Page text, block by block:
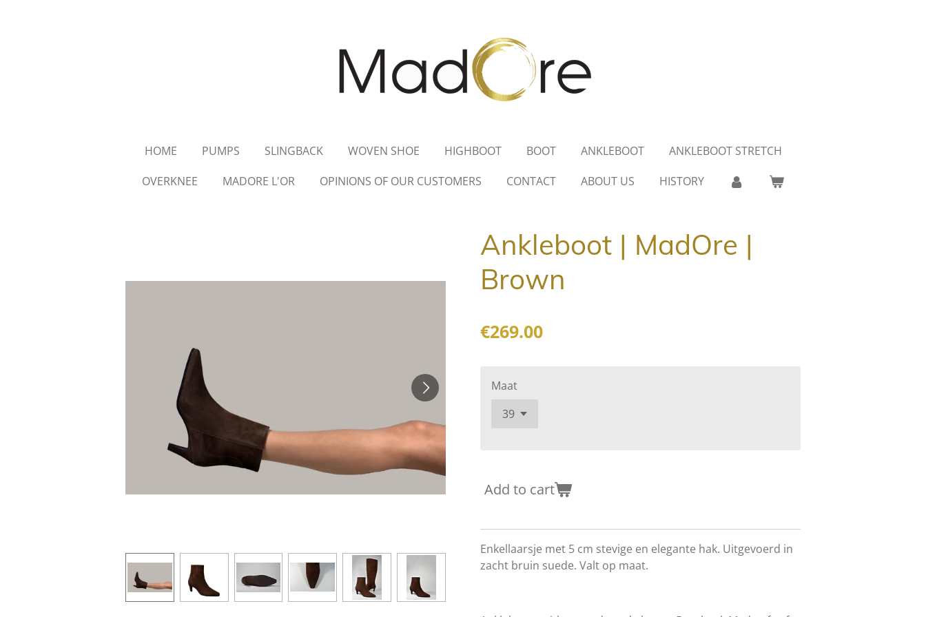
HOME PUMPS SLINGBACK WOVEN SHOE HIGHBOOT BOOT ANKLEBOOT
ANKLEBOOT STRETCH
OVERKNEE
MADORE L'OR OPINIONS OF OUR CUSTOMERS CONTACT ABOUT US HISTORY
Ankleboot | MadOre |
Brown
€269.00
Maat
Add to cart
Enkellaarsje met 5 cm stevige en elegante hak. Uitgevoerd in
zacht bruin suede. Valt op maat.